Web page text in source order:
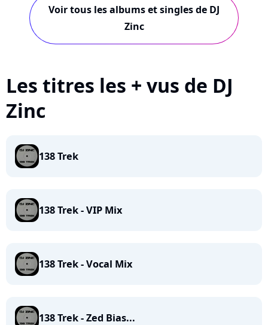
Voir tous les albums et singles de DJ
Zinc
Les titres les + vus de DJ
Zinc
138 Trek
138 Trek - VIP Mix
138 Trek - Vocal Mix
138 Trek - Zed Bias...